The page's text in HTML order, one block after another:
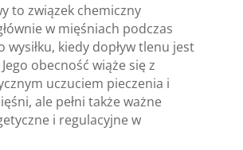
to związek chemiczny
w mięśniach podczas
wysiłku, kiedy dopływ tlenu jest
obecność wiąże się z
uczuciem pieczenia i
ale pełni także ważne
i regulacyjne w